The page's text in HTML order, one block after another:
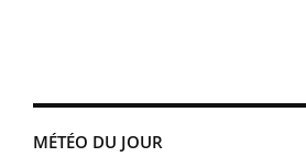
MÉTÉO DU JOUR